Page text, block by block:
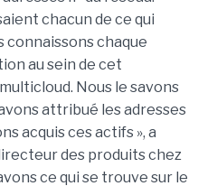
chacun de ce qui
connaissons chaque
au sein de cet
Nous le savons
attribué les adresses
acquis ces actifs », a
des produits chez
ce qui se trouve sur le